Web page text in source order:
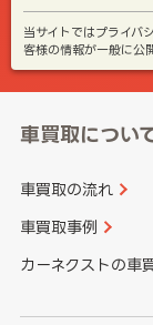
当サイトではプライバ
客様の情報が一般に公
車買取につい
車買取の流れ
車買取事例
カーネクストの車